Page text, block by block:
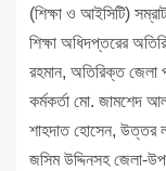
(শিক্ষা ও আইসিটি)
শিক্ষা অধিদপ্তরের
রহমান, অতিরিক্ত জেলা
কর্মকর্তা মো. জামশেদ
শাহদাত হোসেন, উত্তর
জসিম উদ্দিনসহ জেলা-